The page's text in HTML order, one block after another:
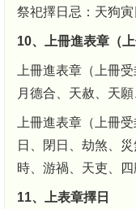
祭祀擇日忌：天狗寅
10、上冊進表章（
上冊進表章（上冊
月德合、天赦、天
上冊進表章（上冊
日、閉日、劫煞、
時、游禍、天吏、四
11、上表章擇日